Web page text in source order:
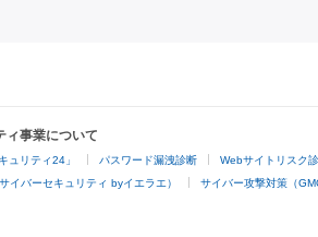
ィ事業について
ュリティ24」 パスワード漏洩診断 Webサイトリスク
イバーセキュリティ byイエラエ） サイバー攻撃対策（